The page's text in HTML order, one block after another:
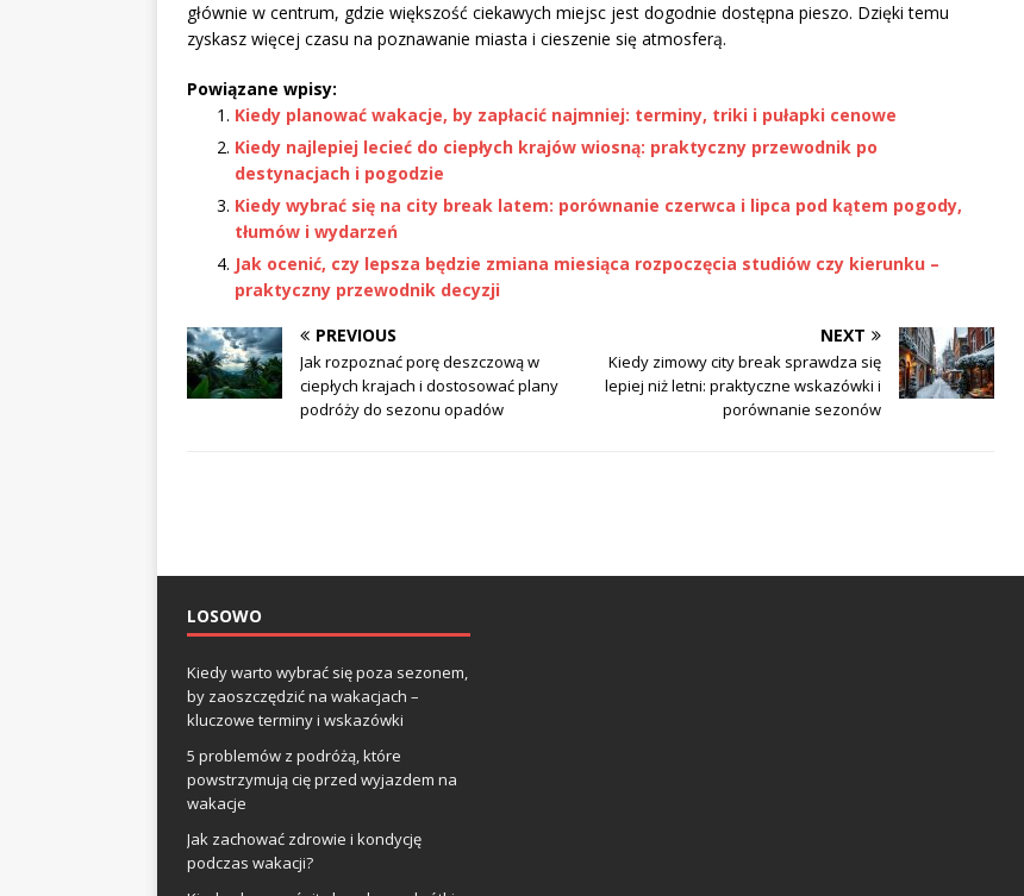
głównie w centrum, gdzie większość ciekawych miejsc jest dogodnie dostępna pieszo. Dzięki temu
zyskasz więcej czasu na poznawanie miasta i cieszenie się atmosferą.
Powiązane wpisy:
Kiedy planować wakacje, by zapłacić najmniej: terminy, triki i pułapki cenowe
Kiedy najlepiej lecieć do ciepłych krajów wiosną: praktyczny przewodnik po
destynacjach i pogodzie
Kiedy wybrać się na city break latem: porównanie czerwca i lipca pod kątem pogody,
tłumów i wydarzeń
Jak ocenić, czy lepsza będzie zmiana miesiąca rozpoczęcia studiów czy kierunku –
praktyczny przewodnik decyzji
PREVIOUS
Jak rozpoznać porę deszczową w
ciepłych krajach i dostosować plany
podróży do sezonu opadów
NEXT
Kiedy zimowy city break sprawdza się
lepiej niż letni: praktyczne wskazówki i
porównanie sezonów
LOSOWO
Kiedy warto wybrać się poza sezonem,
by zaoszczędzić na wakacjach –
kluczowe terminy i wskazówki
5 problemów z podróżą, które
powstrzymują cię przed wyjazdem na
wakacje
Jak zachować zdrowie i kondycję
podczas wakacji?